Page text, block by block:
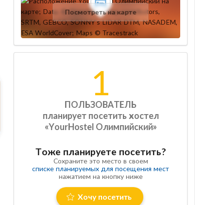
Посмотреть на карте
1
ПОЛЬЗОВАТЕЛЬ
планирует посетить хостел
«YourHostel Олимпийский»
Тоже планируете посетить?
Сохраните это место в своем
списке планируемых для посещения мест
нажатием на кнопку ниже
Хочу посетить